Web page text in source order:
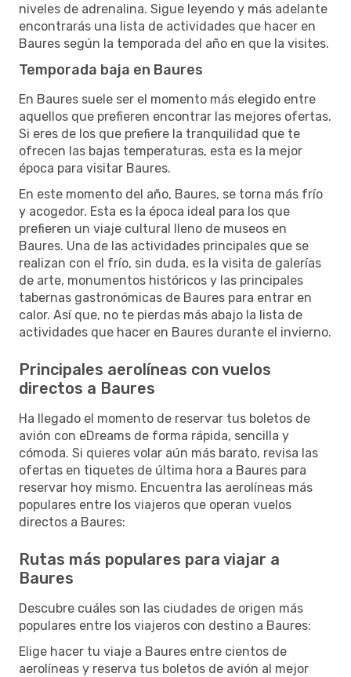
niveles de adrenalina. Sigue leyendo y más adelante
encontrarás una lista de actividades que hacer en
Baures según la temporada del año en que la visites.
Temporada baja en Baures
En Baures suele ser el momento más elegido entre
aquellos que prefieren encontrar las mejores ofertas.
Si eres de los que prefiere la tranquilidad que te
ofrecen las bajas temperaturas, esta es la mejor
época para visitar Baures.
En este momento del año, Baures, se torna más frío
y acogedor. Esta es la época ideal para los que
prefieren un viaje cultural lleno de museos en
Baures. Una de las actividades principales que se
realizan con el frío, sin duda, es la visita de galerías
de arte, monumentos históricos y las principales
tabernas gastronómicas de Baures para entrar en
calor. Así que, no te pierdas más abajo la lista de
actividades que hacer en Baures durante el invierno.
Principales aerolíneas con vuelos
directos a Baures
Ha llegado el momento de reservar tus boletos de
avión con eDreams de forma rápida, sencilla y
cómoda. Si quieres volar aún más barato, revisa las
ofertas en tiquetes de última hora a Baures para
reservar hoy mismo. Encuentra las aerolíneas más
populares entre los viajeros que operan vuelos
directos a Baures:
Rutas más populares para viajar a
Baures
Descubre cuáles son las ciudades de origen más
populares entre los viajeros con destino a Baures:
Elige hacer tu viaje a Baures entre cientos de
aerolíneas y reserva tus boletos de avión al mejor